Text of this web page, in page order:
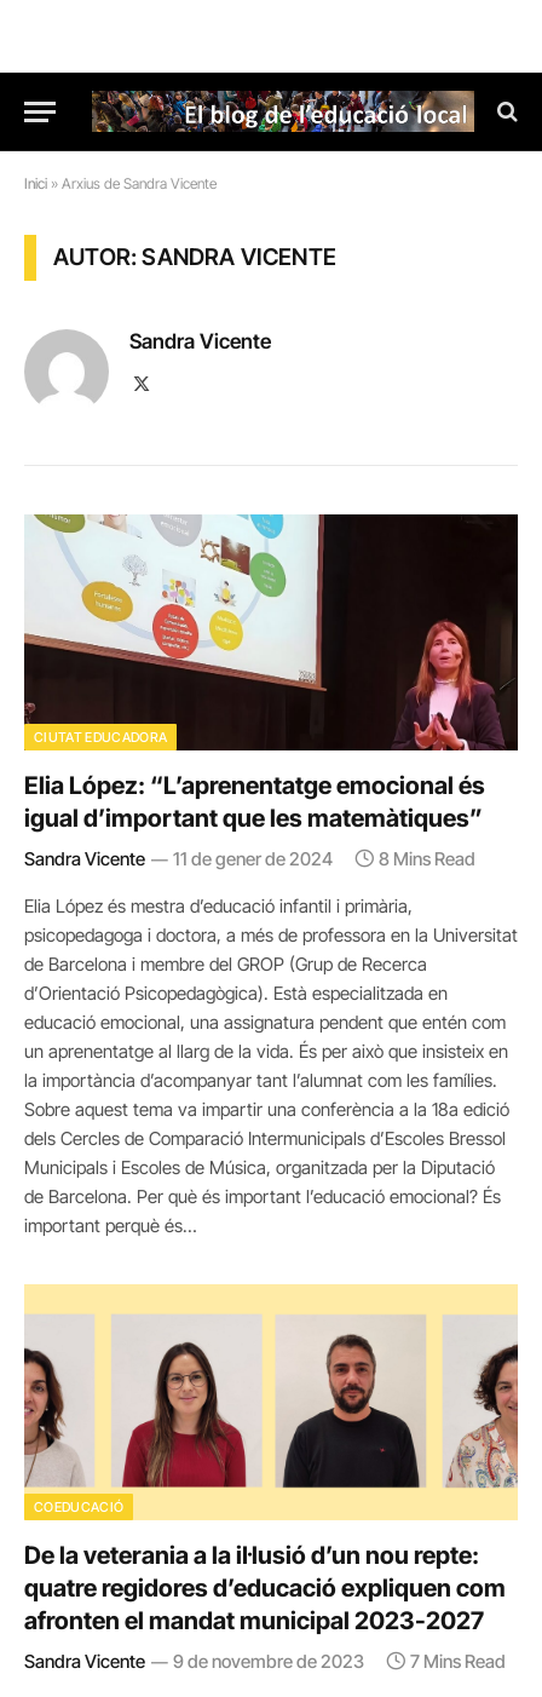
Inici » Arxius de Sandra Vicente
AUTOR: SANDRA VICENTE
Sandra Vicente
CIUTAT EDUCADORA
Elia López: “L’aprenentatge emocional és
igual d’important que les matemàtiques”
Sandra Vicente 11 de gener de 2024 8 Mins Read
Elia López és mestra d’educació infantil i primària,
psicopedagoga i doctora, a més de professora en la Universitat
de Barcelona i membre del GROP (Grup de Recerca
d’Orientació Psicopedagògica). Està especialitzada en
educació emocional, una assignatura pendent que entén com
un aprenentatge al llarg de la vida. És per això que insisteix en
la importància d’acompanyar tant l’alumnat com les famílies.
Sobre aquest tema va impartir una conferència a la 18a edició
dels Cercles de Comparació Intermunicipals d’Escoles Bressol
Municipals i Escoles de Música, organitzada per la Diputació
de Barcelona. Per què és important l’educació emocional? És
important perquè és…
COEDUCACIÓ
De la veterania a la il·lusió d’un nou repte:
quatre regidores d’educació expliquen com
afronten el mandat municipal 2023-2027
Sandra Vicente 9 de novembre de 2023 7 Mins Read